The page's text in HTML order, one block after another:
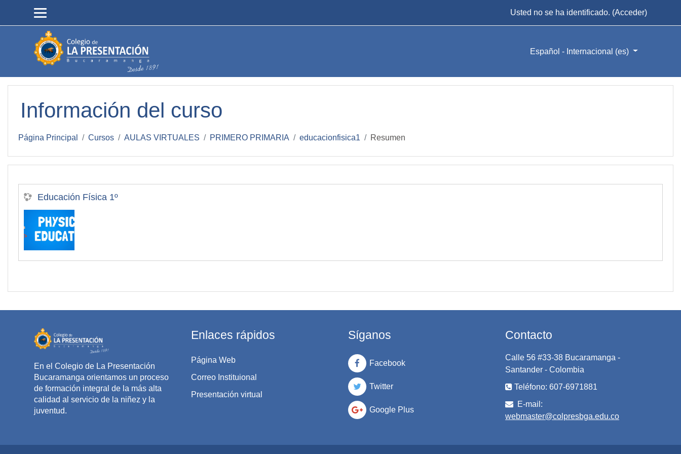
Usted no se ha identificado. (Acceder)
Español - Internacional ‎(es)‎
Información del curso
Página Principal Cursos AULAS VIRTUALES PRIMERO PRIMARIA educacionfisica1 Resumen
Educación Física 1º
En el Colegio de La Presentación
Bucaramanga orientamos un proceso
de formación integral de la más alta
calidad al servicio de la niñez y la
juventud.
Enlaces rápidos
Página Web
Correo Instituional
Presentación virtual
Síganos
Facebook
Twitter
Google Plus
Contacto
Calle 56 #33-38 Bucaramanga -
Santander - Colombia
Teléfono: 607-6971881
E-mail:
webmaster@colpresbga.edu.co